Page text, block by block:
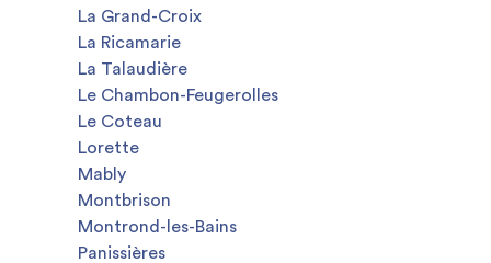
La Grand-Croix
La Ricamarie
La Talaudière
Le Chambon-Feugerolles
Le Coteau
Lorette
Mably
Montbrison
Montrond-les-Bains
Panissières